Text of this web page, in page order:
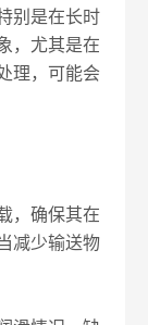
别是在长时
，尤其是在
理，可能会
，确保其在
减少输送物